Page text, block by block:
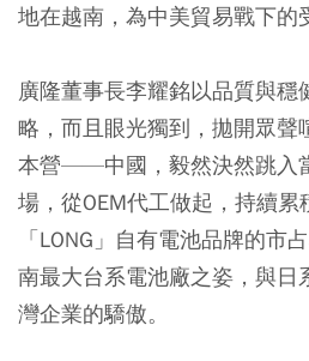
地在越南，為中美貿易戰下的
廣隆董事長李耀銘以品質與穩
略，而且眼光獨到，拋開眾聲
本營——中國，毅然決然跳入
場，從OEM代工做起，持續
「LONG」自有電池品牌的市
南最大台系電池廠之姿，與日
灣企業的驕傲。